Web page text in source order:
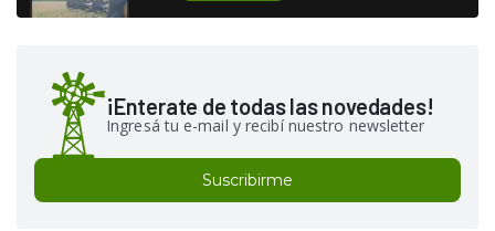
¡Enterate de todas las novedades!
Ingresá tu e-mail y recibí nuestro newsletter
Suscribirme